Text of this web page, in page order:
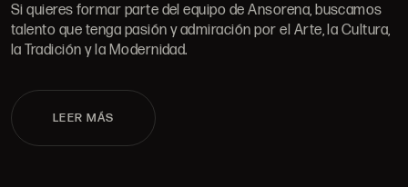
Si quieres formar parte del equipo de Ansorena, buscamos
talento que tenga pasión y admiración por el Arte, la Cultura,
la Tradición y la Modernidad.
LEER MÁS